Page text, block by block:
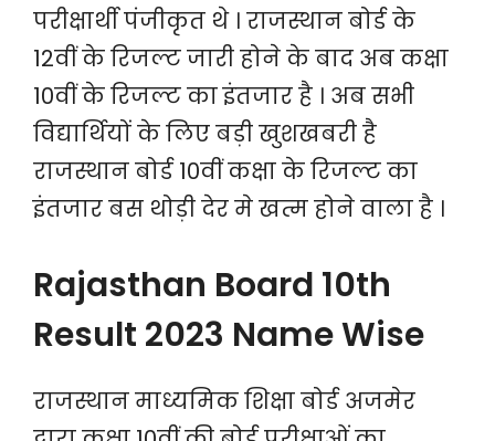
परीक्षार्थी पंजीकृत थे । राजस्थान बोर्ड के
12वीं के रिजल्ट जारी होने के बाद अब कक्षा
10वीं के रिजल्ट का इंतजार है । अब सभी
विद्यार्थियों के लिए बड़ी खुशखबरी है
राजस्थान बोर्ड 10वीं कक्षा के रिजल्ट का
इंतजार बस थोड़ी देर मे खत्म होने वाला है ।
Rajasthan Board 10th
Result 2023 Name Wise
राजस्थान माध्यमिक शिक्षा बोर्ड अजमेर